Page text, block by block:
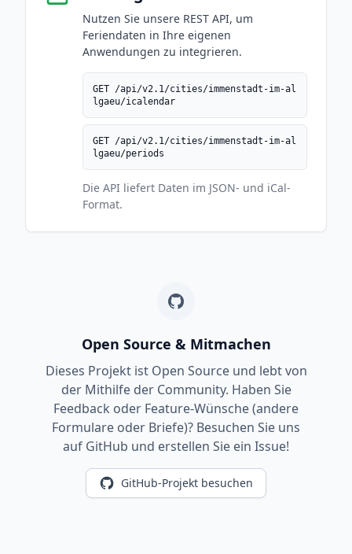
Nutzen Sie unsere REST API, um
Feriendaten in Ihre eigenen
Anwendungen zu integrieren.
GET /api/v2.1/cities/immenstadt-im-al
lgaeu/icalendar
GET /api/v2.1/cities/immenstadt-im-al
lgaeu/periods
Die API liefert Daten im JSON- und iCal-
Format.
Open Source & Mitmachen
Dieses Projekt ist Open Source und lebt von
der Mithilfe der Community. Haben Sie
Feedback oder Feature-Wünsche (andere
Formulare oder Briefe)? Besuchen Sie uns
auf GitHub und erstellen Sie ein Issue!
GitHub-Projekt besuchen